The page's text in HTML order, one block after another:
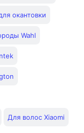
окантовки
Wahl
Для волос Xiaomi